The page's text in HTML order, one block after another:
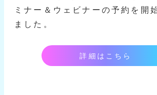
ミナー＆ウェビナーの予約を開
ました。
詳細はこちら